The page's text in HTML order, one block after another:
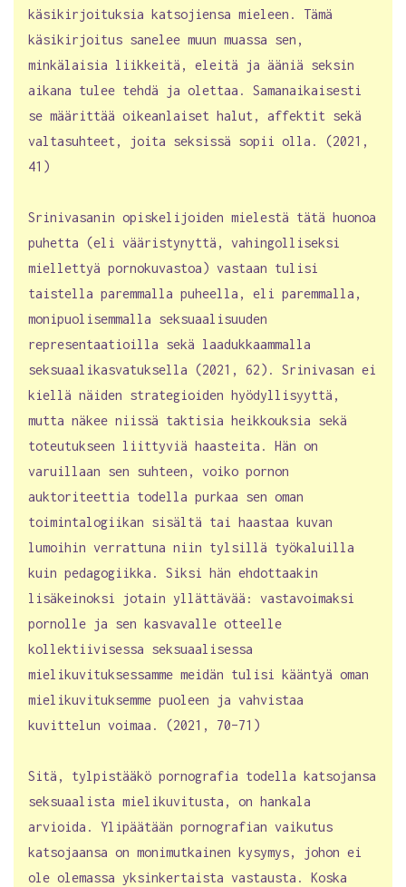
käsikirjoituksia katsojiensa mieleen. Tämä
käsikirjoitus sanelee muun muassa sen,
minkälaisia liikkeitä, eleitä ja ääniä seksin
aikana tulee tehdä ja olettaa. Samanaikaisesti
se määrittää oikeanlaiset halut, affektit sekä
valtasuhteet, joita seksissä sopii olla. (2021,
41)
Srinivasanin opiskelijoiden mielestä tätä huonoa
puhetta (eli vääristynyttä, vahingolliseksi
miellettyä pornokuvastoa) vastaan tulisi
taistella paremmalla puheella, eli paremmalla,
monipuolisemmalla seksuaalisuuden
representaatioilla sekä laadukkaammalla
seksuaalikasvatuksella (2021, 62). Srinivasan ei
kiellä näiden strategioiden hyödyllisyyttä,
mutta näkee niissä taktisia heikkouksia sekä
toteutukseen liittyviä haasteita. Hän on
varuillaan sen suhteen, voiko pornon
auktoriteettia todella purkaa sen oman
toimintalogiikan sisältä tai haastaa kuvan
lumoihin verrattuna niin tylsillä työkaluilla
kuin pedagogiikka. Siksi hän ehdottaakin
lisäkeinoksi jotain yllättävää: vastavoimaksi
pornolle ja sen kasvavalle otteelle
kollektiivisessa seksuaalisessa
mielikuvituksessamme meidän tulisi kääntyä oman
mielikuvituksemme puoleen ja vahvistaa
kuvittelun voimaa. (2021, 70–71)
Sitä, tylpistääkö pornografia todella katsojansa
seksuaalista mielikuvitusta, on hankala
arvioida. Ylipäätään pornografian vaikutus
katsojaansa on monimutkainen kysymys, johon ei
ole olemassa yksinkertaista vastausta. Koska